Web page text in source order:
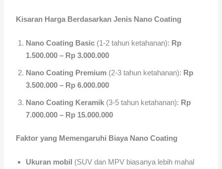
Kisaran Harga Berdasarkan Jenis Nano Coating
Nano Coating Basic (1-2 tahun ketahanan): Rp
1.500.000 – Rp 3.000.000
Nano Coating Premium (2-3 tahun ketahanan): Rp
3.500.000 – Rp 6.000.000
Nano Coating Keramik (3-5 tahun ketahanan): Rp
7.000.000 – Rp 15.000.000
Faktor yang Memengaruhi Biaya Nano Coating
Ukuran mobil (SUV dan MPV biasanya lebih mahal